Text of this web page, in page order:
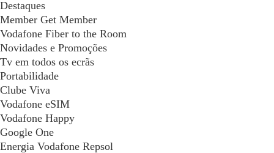
Destaques
Member Get Member
Vodafone Fiber to the Room
Novidades e Promoções
Tv em todos os ecrãs
Portabilidade
Clube Viva
Vodafone eSIM
Vodafone Happy
Google One
Energia Vodafone Repsol